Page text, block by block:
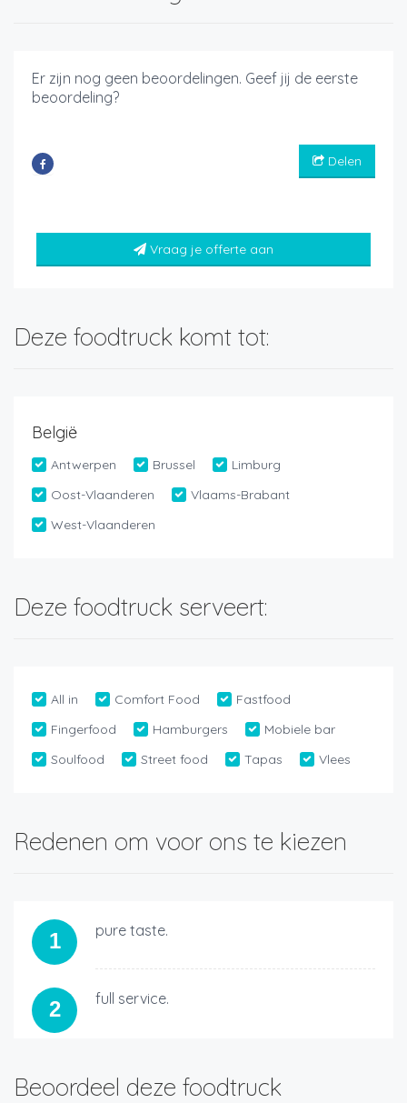
Er zijn nog geen beoordelingen. Geef jij de eerste
beoordeling?
Delen
Vraag je offerte aan
Deze foodtruck komt tot:
België
Antwerpen Brussel
Limburg
Oost-Vlaanderen
Vlaams-Brabant
West-Vlaanderen
Deze foodtruck serveert:
All in Comfort Food
Fastfood
Fingerfood
Hamburgers
Mobiele bar
Soulfood
Street food Tapas Vlees
Redenen om voor ons te kiezen
1 pure taste.
2 full service.
Beoordeel deze foodtruck